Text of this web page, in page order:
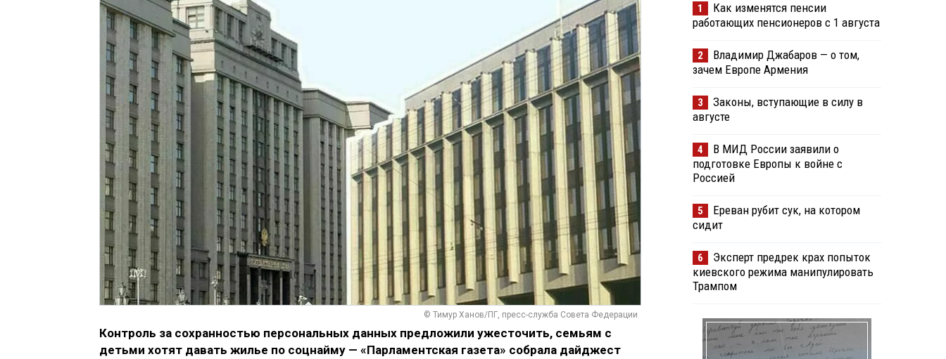
© Тимур Ханов/ПГ, пресс-служба Совета Федерации
Контроль за сохранностью персональных данных предложили ужесточить, семьям с
детьми хотят давать жилье по соцнайму — «Парламентская газета» собрала дайджест
1
Как изменятся пенсии
работающих пенсионеров с 1 августа
2
Владимир Джабаров — о том,
зачем Европе Армения
3
Законы, вступающие в силу в
августе
4
В МИД России заявили о
подготовке Европы к войне с
Россией
5
Ереван рубит сук, на котором
сидит
6
Эксперт предрек крах попыток
киевского режима манипулировать
Трампом